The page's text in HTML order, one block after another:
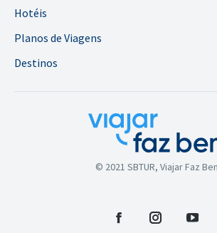
Hotéis
Planos de Viagens
Destinos
© 2021 SBTUR, Viajar Faz
FacebookInstagram